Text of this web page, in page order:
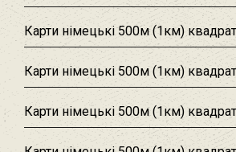
Карти німецькі 500м (1км)
Карти німецькі 500м (1км)
Карти німецькі 500м (1км)